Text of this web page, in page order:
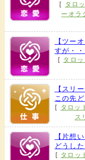
[ タロ
ーオラ
【ツー
すが・
[ タロッ
【スリ
この先
[ タロッ
ス
【片想
どうし
[ タロッ